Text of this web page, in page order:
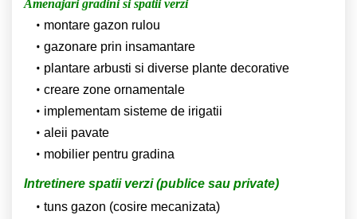
Amenajari gradini si spatii verzi
montare gazon rulou
gazonare prin insamantare
plantare arbusti si diverse plante decorative
creare zone ornamentale
implementam sisteme de irigatii
aleii pavate
mobilier pentru gradina
Intretinere spatii verzi (publice sau private)
tuns gazon (cosire mecanizata)